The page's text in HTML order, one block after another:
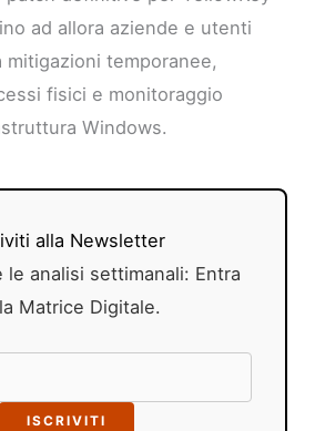
ad allora aziende e utenti
temporanee,
fisici e monitoraggio
Windows.
alla Newsletter
le analisi settimanali: Entra
Matrice Digitale.
ISCRIVITI